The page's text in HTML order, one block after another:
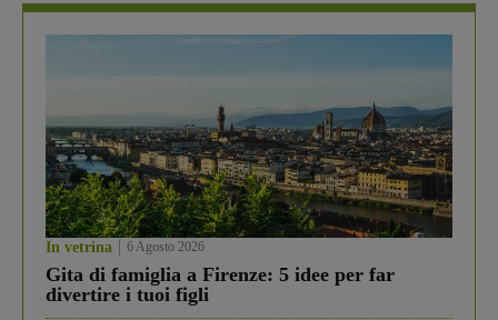
In vetrina 6 Agosto 2026
Gita di famiglia a Firenze: 5 idee per far
divertire i tuoi figli